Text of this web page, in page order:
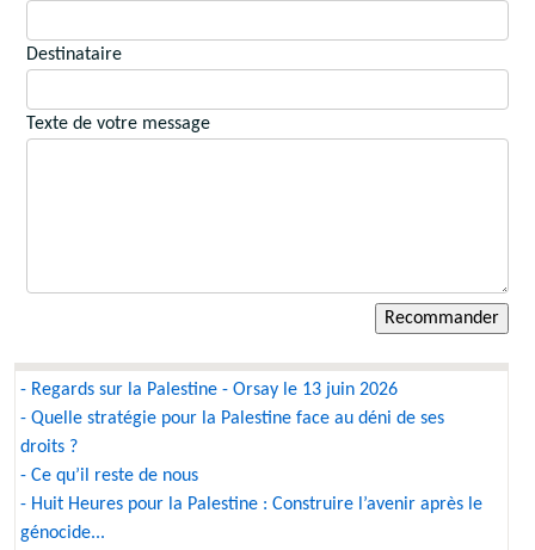
Destinataire
Texte de votre message
- Regards sur la Palestine - Orsay le 13 juin 2026
- Quelle stratégie pour la Palestine face au déni de ses
droits ?
- Ce qu’il reste de nous
- Huit Heures pour la Palestine : Construire l’avenir après le
génocide...